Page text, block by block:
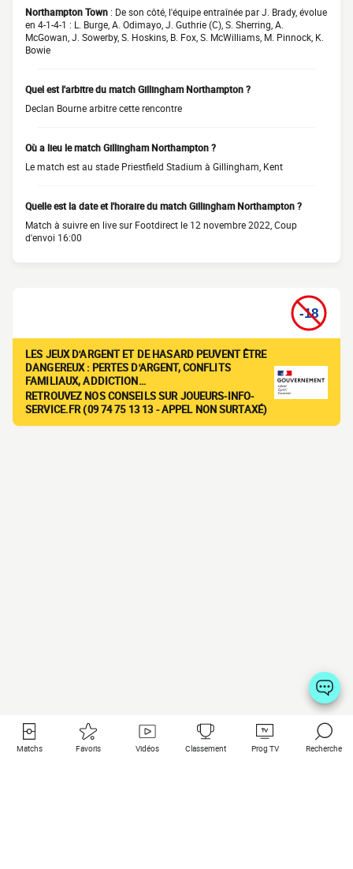
Northampton Town : De son côté, l'équipe entraînée par J. Brady, évolue
en 4-1-4-1 : L. Burge, A. Odimayo, J. Guthrie (C), S. Sherring, A.
McGowan, J. Sowerby, S. Hoskins, B. Fox, S. McWilliams, M. Pinnock, K.
Bowie
Quel est l'arbitre du match Gillingham Northampton ?
Declan Bourne arbitre cette rencontre
Où a lieu le match Gillingham Northampton ?
Le match est au stade Priestfield Stadium à Gillingham, Kent
Quelle est la date et l'horaire du match Gillingham Northampton ?
Match à suivre en live sur Footdirect le 12 novembre 2022, Coup
d'envoi 16:00
LES JEUX D'ARGENT ET DE HASARD PEUVENT ÊTRE
DANGEREUX : PERTES D'ARGENT, CONFLITS
FAMILIAUX, ADDICTION…
RETROUVEZ NOS CONSEILS SUR JOUEURS-INFO-
SERVICE.FR (09 74 75 13 13 - APPEL NON SURTAXÉ)
Matchs Favoris Vidéos Classement Prog TV Recherche